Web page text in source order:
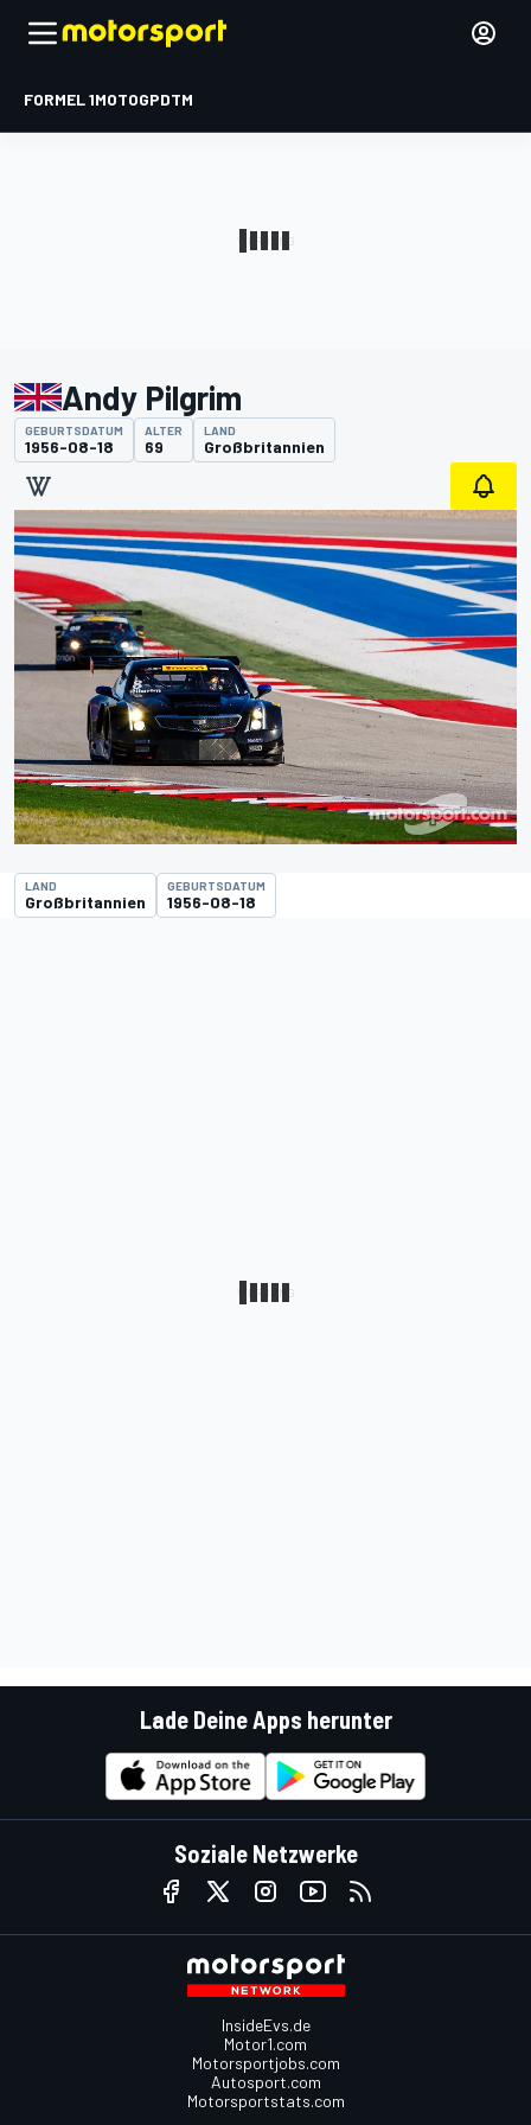
FORMEL 1MOTOGPDTM
Andy Pilgrim
GEBURTSDATUM
1956-08-18
ALTER
69
LAND
Großbritannien
LAND
Großbritannien
GEBURTSDATUM
1956-08-18
Lade Deine Apps herunter
Soziale Netzwerke
InsideEvs.de
Motor1.com
Motorsportjobs.com
Autosport.com
Motorsportstats.com